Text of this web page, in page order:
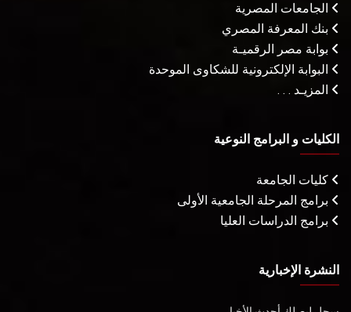
الجامعات المصرية
بنك المعرفة المصري
بوابة مصر الرقميـة
البوابة الإلكترونية للشكاوى الموحدة
المزيـد . . .
الكليات و البرامج النوعية
كليات الجامعة
برامج المرحلة الجامعية الأولى
برامج الدراسات العليا
النشرة الإخبارية